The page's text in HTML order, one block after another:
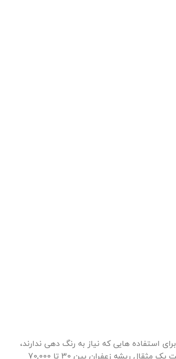
برای استفاده هایی که نیاز به رنگ دهی ندارند،
مثل چای، دمنوش، سوپ و آش مناسب است. قیمت ریشه زعفران بستگی به نوع، کیفیت، بسته بندی و منبع تامین آن دارد. در بازار ایران، معمولاً قیمت یک مثقال ریشه زعفران بین 30 تا 70,000